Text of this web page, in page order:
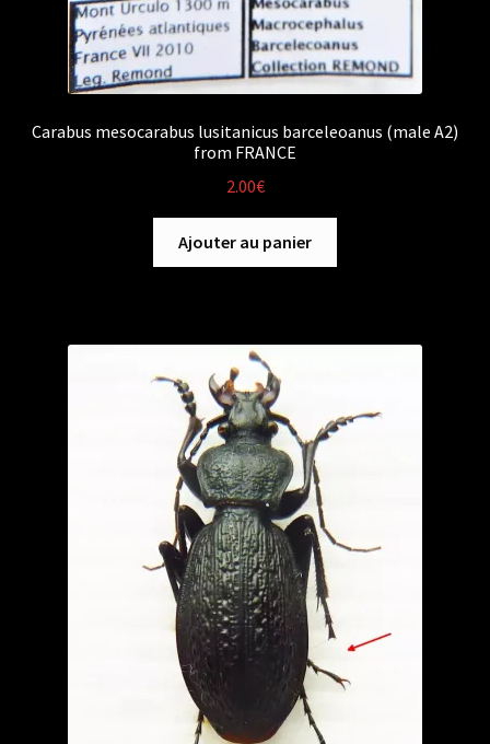
Carabus mesocarabus lusitanicus barceleoanus (male A2)
from FRANCE
2.00€
Ajouter au panier